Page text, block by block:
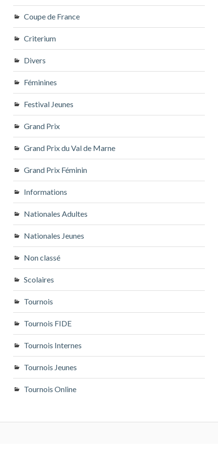
Coupe de France
Criterium
Divers
Féminines
Festival Jeunes
Grand Prix
Grand Prix du Val de Marne
Grand Prix Féminin
Informations
Nationales Adultes
Nationales Jeunes
Non classé
Scolaires
Tournois
Tournois FIDE
Tournois Internes
Tournois Jeunes
Tournois Online